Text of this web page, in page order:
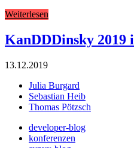
Weiterlesen
KanDDDinsky 2019
13.12.2019
Julia Burgard
Sebastian Heib
Thomas Pötzsch
developer-blog
konferenzen